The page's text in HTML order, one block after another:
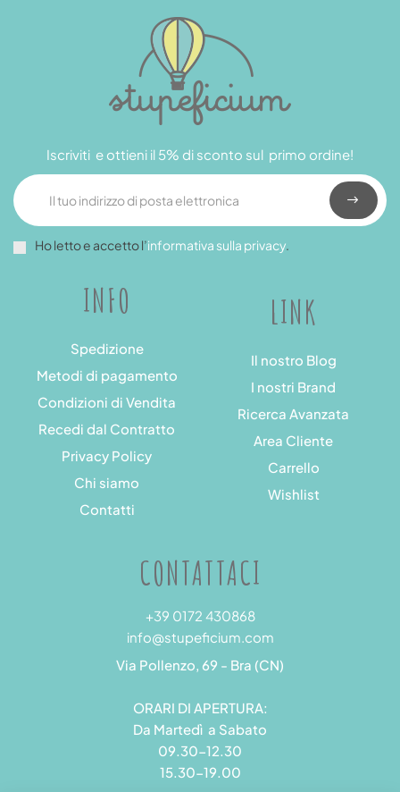
INFO
Spedizione
Metodi di pagamento
Condizioni di Vendita
Recedi dal Contratto
Privacy Policy
Chi siamo
Contatti
LINK
Il nostro Blog
I nostri Brand
Ricerca Avanzata
Area Cliente
Carrello
Wishlist
Iscriviti e ottieni il 5% di sconto sul primo ordine!
Ho letto e accetto l’informativa sulla privacy.
CONTATTACI
+39 0172 430868
info@stupeficium.com
Via Pollenzo, 69 - Bra (CN)
ORARI DI APERTURA:
Da Martedì a Sabato
09.30-12.30
15.30-19.00